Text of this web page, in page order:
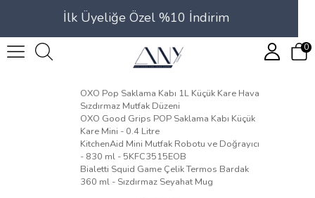
İlk Üyeliğe Özel %10 İndirim
0
OXO Pop Saklama Kabı 1L Küçük Kare Hava
Sızdırmaz Mutfak Düzeni
OXO Good Grips POP Saklama Kabı Küçük
Kare Mini - 0.4 Litre
KitchenAid Mini Mutfak Robotu ve Doğrayıcı
- 830 ml - 5KFC3515EOB
Bialetti Squid Game Çelik Termos Bardak
360 ml - Sızdırmaz Seyahat Mug